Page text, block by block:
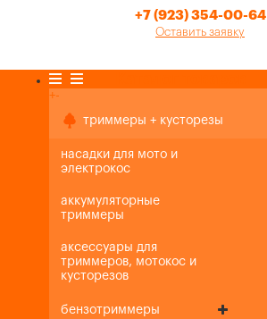
+7 (923) 354-00-64
Оставить заявку
+-
триммеры + кусторезы
насадки для мото и
электрокос
аккумуляторные
триммеры
аксессуары для
триммеров, мотокос и
кусторезов
бензотриммеры